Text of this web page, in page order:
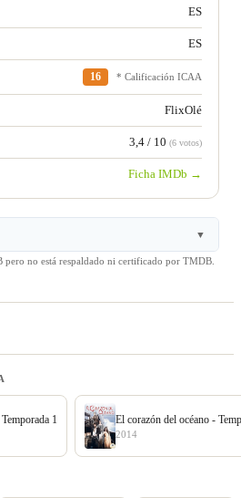
ES
ES
16 * Calificación ICAA
FlixOlé
3,4 / 10 (6 votos)
Ficha IMDb →
▼
pero no está respaldado ni certificado por TMDB.
1 El corazón del océano -
2014